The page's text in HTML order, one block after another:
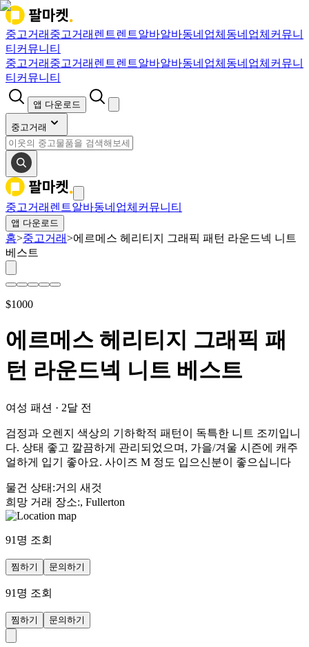
중고거래 중고거래 렌트렌트알바알바동네업체 동네업체 커뮤니
티 커뮤니티
중고거래 중고거래 렌트렌트알바알바동네업체 동네업체 커뮤니
티 커뮤니티
앱 다운로드
중고거래
중고거래 렌트알바동네업체 커뮤니티
앱 다운로드
홈>중고거래>에르메스 헤리티지 그래픽 패턴 라운드넥 니트
베스트
$1000
에르메스 헤리티지 그래픽 패
턴 라운드넥 니트 베스트
여성 패션 · 2달 전
검정과 오렌지 색상의 기하학적 패턴이 독특한 니트 조끼입니
다. 상태 좋고 깔끔하게 관리되었으며, 가을/겨울 시즌에 캐주
얼하게 입기 좋아요. 사이즈 M 정도 입으신분이 좋으십니다
물건 상태 :거의 새것
희망 거래 장소:, Fullerton
91 명 조회
찜하기 문의하기
91 명 조회
찜하기 문의하기